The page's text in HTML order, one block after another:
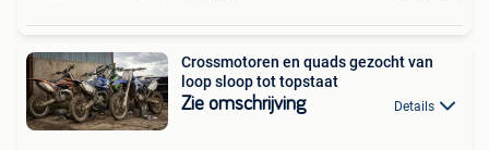
Crossmotoren en quads gezocht van
loop sloop tot topstaat
Zie omschrijving Details